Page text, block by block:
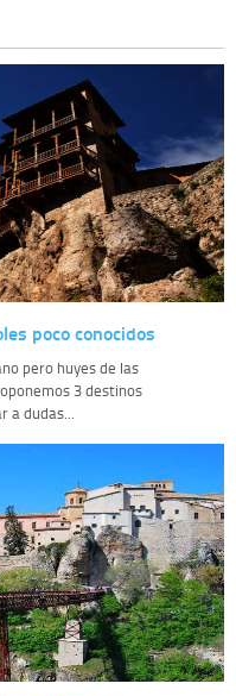
poco conocidos
pero huyes de las
3 destinos
a dudas...